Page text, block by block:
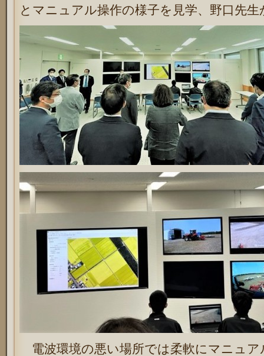
とマニュアル操作の様子を見学、野口先
電波環境の悪い場所では柔軟にマニュア